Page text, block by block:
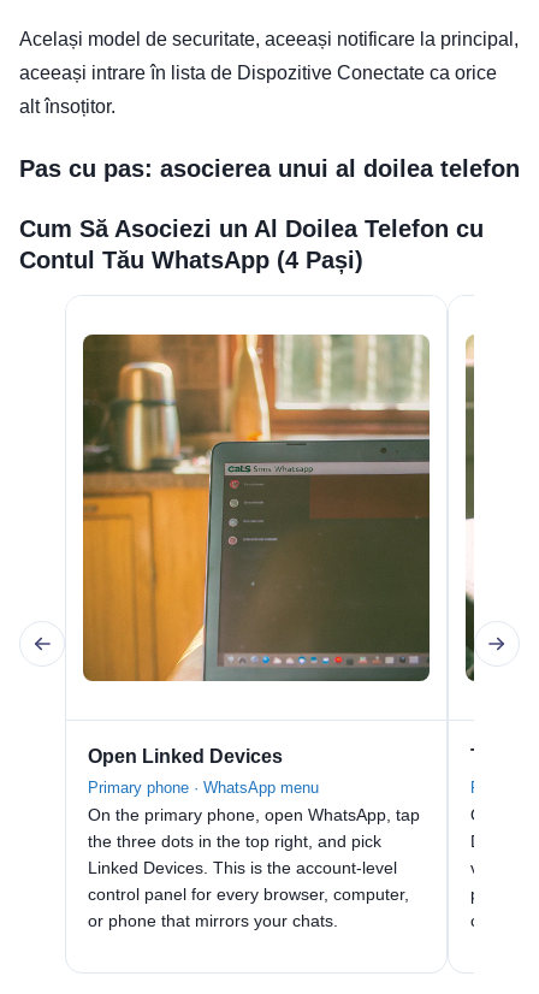
Același model de securitate, aceeași notificare la principal,
aceeași intrare în lista de Dispozitive Conectate ca orice
alt însoțitor.
Pas cu pas: asocierea unui al doilea telefon
Cum Să Asociezi un Al Doilea Telefon cu
Contul Tău WhatsApp (4 Pași)
Open Linked Devices
Primary phone · WhatsApp menu
On the primary phone, open WhatsApp, tap
the three dots in the top right, and pick
Linked Devices. This is the account-level
control panel for every browser, computer,
or phone that mirrors your chats.
Tap
Primary
On the
Device.
pairing